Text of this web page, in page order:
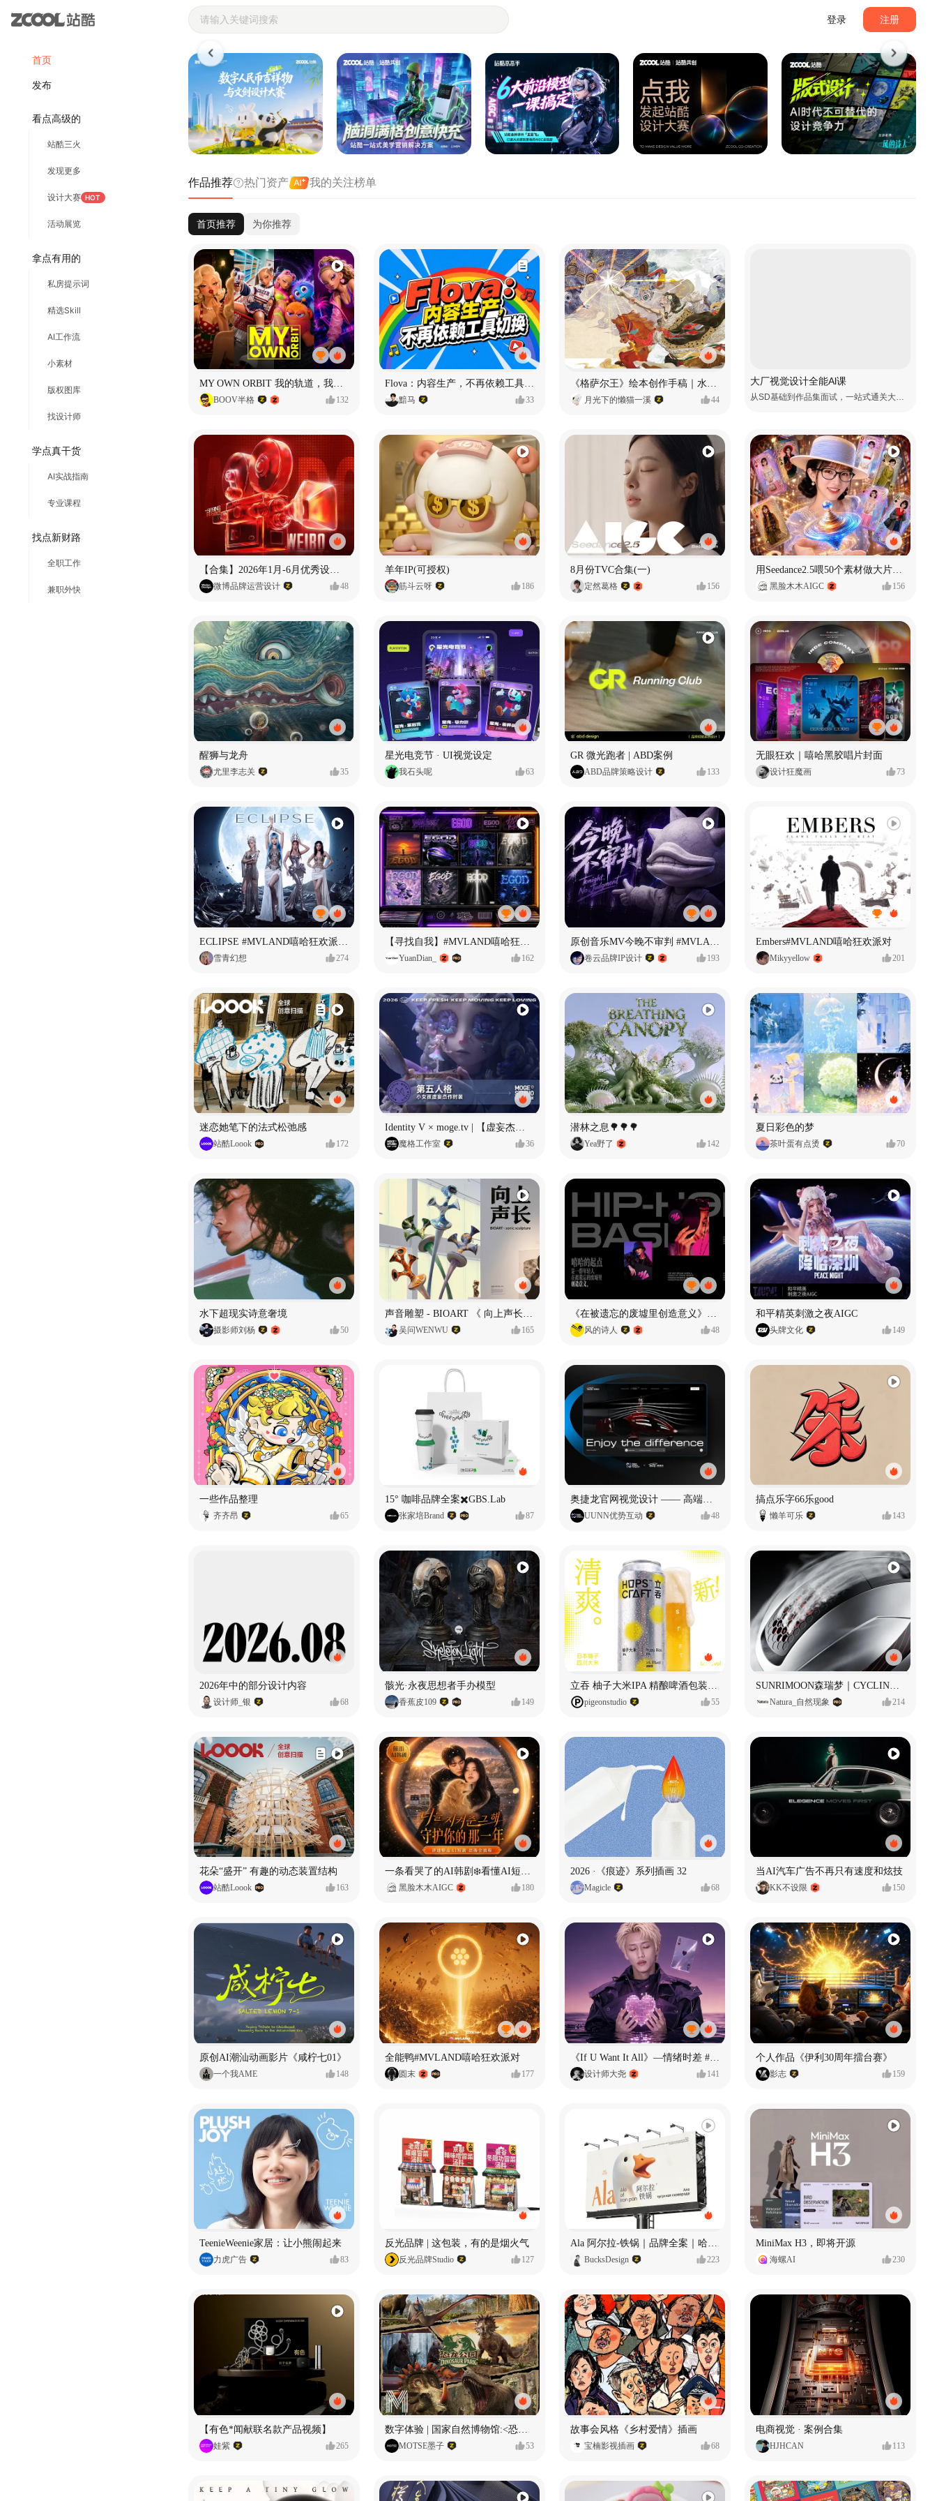
首页
发布
看点高级的
站酷三火
发现更多
设计大赛 HOT
活动展览
拿点有用的
私房提示词
精选Skill
AI工作流
小素材
版权图库
找设计师
学点真干货
AI实战指南
专业课程
找点新财路
全职工作
兼职外快
登录 注册
站酷ZCOOL - 设计师们都在站酷
作品推荐 热门资产 我的关注榜单
首页推荐 为你推荐
MY OWN ORBIT 我的轨道，我的定义#MVLAND嘻哈狂欢派对
BOOV半格 132
Flova：内容生产，不再依赖工具切换
黯马 33
《格萨尔王》绘本创作手稿｜水彩墨韵下的史诗回响
月光下的懒猫一溪 44
大厂视觉设计全能Al课
从SD基础到作品集面试，一站式通关大厂视觉岗
微博品牌运营设计 48
羊年IP(可授权)
筋斗云呀 186
8月份TVC合集(一)
定然葛格 156 黑脸木木AIGC 156
醒狮与龙舟
尤里李志关 35
星光电竞节 · UI视觉设定
我石头呢 63
GR 微光跑者 | ABD案例
ABD品牌策略设计 133
无眼狂欢｜嘻哈黑胶唱片封面
设计狂魔画 73
雪青幻想 274 YuanDian_ 162 卷云品牌IP设计 193
Embers#MVLAND嘻哈狂欢派对
Mikyyellow 201
迷恋她笔下的法式松弛感
站酷Loook 172
Identity V × moge.tv | 【虚妄杰作时装】“小女孩”
魔格工作室 36
潜林之息🌳🌳🌳
Yea野了 142
夏日彩色的梦
茶叶蛋有点烫 70
水下超现实诗意奢境
摄影师刘杨 50 吴问WENWU 165 风的诗人 48
和平精英刺激之夜AIGC
头牌文化 149
一些作品整理
齐齐昂 65
15° 咖啡品牌全案✖️GBS.Lab
张家培Brand 87
奥捷龙官网视觉设计 —— 高端网站建设
UUNN优势互动 48
搞点乐字66乐good
懒羊可乐 143
2026年中的部分设计内容
设计师_银 68
骸光·永夜思想者手办模型
香蕉皮109 149 pigeonstudio 55 Natura_自然现象 214
花朵“盛开” 有趣的动态装置结构
站酷Loook 163
一条看哭了的AI韩剧❄️看懂AI短剧出海全流程
黑脸木木AIGC 180
2026 ·《痕迹》系列插画 32
Magicle 68
当AI汽车广告不再只有速度和炫技
KK不设限 150
原创AI潮汕动画影片《咸柠七01》
一个我AME 148
全能鸭#MVLAND嘻哈狂欢派对
圆末 177 设计师大尧 141
个人作品《伊利30周年擂台赛》
影志 159
TeenieWeenie家居：让小熊闹起来
力虎广告 83
反光品牌 | 这包装，有的是烟火气
反光品牌Studio 127
Ala 阿尔拉-铁锅｜品牌全案｜哈尔滨
BucksDesign 223
MiniMax H3，即将开源
海螺AI 230
【有色*闻献联名款产品视频】
娃紫 265 MOTSE墨子 53
故事会风格《乡村爱情》插画
宝楠影视插画 68
电商视觉 · 案例合集
HJHCAN 113